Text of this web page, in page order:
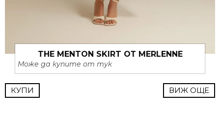
THE MENTON SKIRT ОТ MERLENNE
Може да купите от тук
КУПИ ВИЖ ОЩЕ